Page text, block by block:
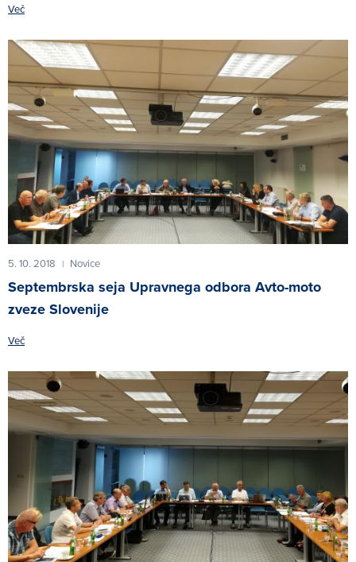
Več
5. 10. 2018 | Novice
Septembrska seja Upravnega odbora Avto-moto
zveze Slovenije
Več